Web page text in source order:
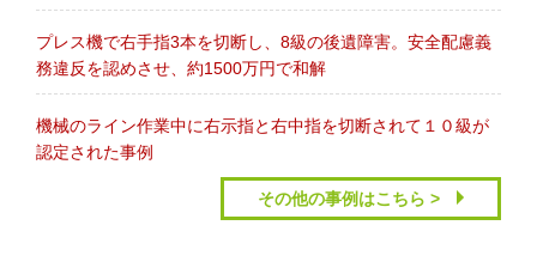
プレス機で右手指3本を切断し、8級の後遺障害。安全配慮義
務違反を認めさせ、約1500万円で和解
機械のライン作業中に右示指と右中指を切断されて１０級が
認定された事例
その他の事例はこちら >